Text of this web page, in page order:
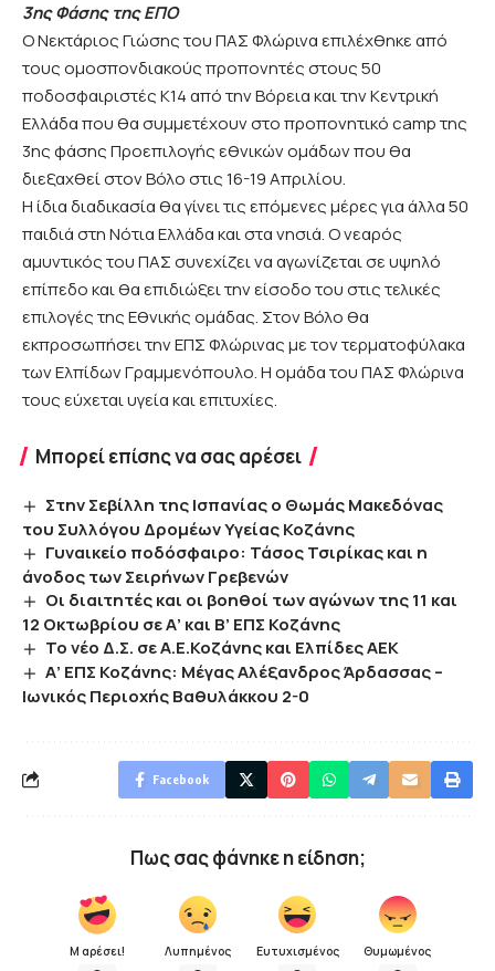
3ης Φάσης της ΕΠΟ
Ο Νεκτάριος Γιώσης του ΠΑΣ Φλώρινα επιλέχθηκε από
τους ομοσπονδιακούς προπονητές στους 50
ποδοσφαιριστές Κ14 από την Βόρεια και την Κεντρική
Ελλάδα που θα συμμετέχουν στο προπονητικό camp της
3ης φάσης Προεπιλογής εθνικών ομάδων που θα
διεξαχθεί στον Βόλο στις 16-19 Απριλίου.
Η ίδια διαδικασία θα γίνει τις επόμενες μέρες για άλλα 50
παιδιά στη Νότια Ελλάδα και στα νησιά. Ο νεαρός
αμυντικός του ΠΑΣ συνεχίζει να αγωνίζεται σε υψηλό
επίπεδο και θα επιδιώξει την είσοδο του στις τελικές
επιλογές της Εθνικής ομάδας. Στον Βόλο θα
εκπροσωπήσει την ΕΠΣ Φλώρινας με τον τερματοφύλακα
των Ελπίδων Γραμμενόπουλο. Η ομάδα του ΠΑΣ Φλώρινα
τους εύχεται υγεία και επιτυχίες.
Μπορεί επίσης να σας αρέσει
Στην Σεβίλλη της Ισπανίας ο Θωμάς Μακεδόνας
του Συλλόγου Δρομέων Υγείας Κοζάνης
Γυναικείο ποδόσφαιρο: Τάσος Τσιρίκας και η
άνοδος των Σειρήνων Γρεβενών
Οι διαιτητές και οι βοηθοί των αγώνων της 11 και
12 Οκτωβρίου σε Α’ και Β’ ΕΠΣ Κοζάνης
Το νέο Δ.Σ. σε Α.Ε.Κοζάνης και Ελπίδες ΑΕΚ
Α’ ΕΠΣ Κοζάνης: Μέγας Αλέξανδρος Άρδασσας –
Ιωνικός Περιοχής Βαθυλάκκου 2-0
Facebook
Πως σας φάνηκε η είδηση;
Μ αρέσει! Λυπημένος Ευτυχισμένος Θυμωμένος